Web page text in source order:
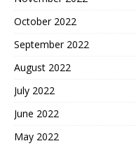
October 2022
September 2022
August 2022
July 2022
June 2022
May 2022